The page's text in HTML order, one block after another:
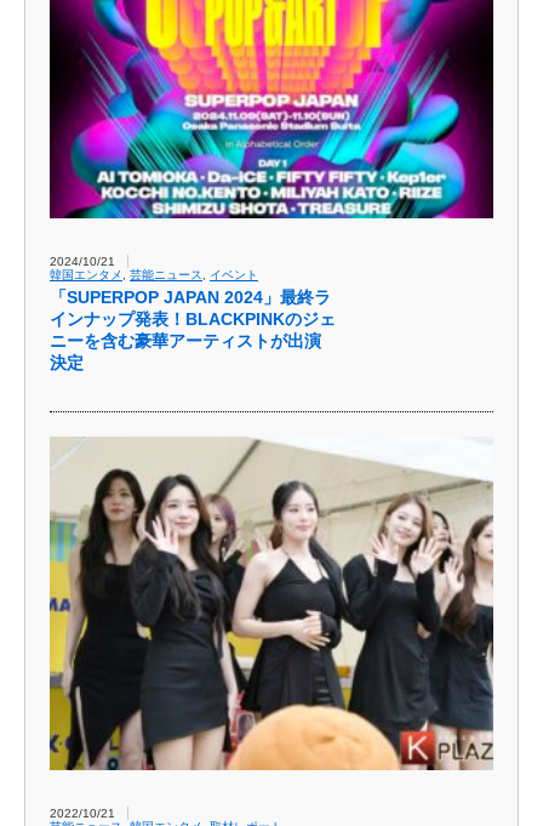
2024/10/21
韓国エンタメ
芸能ニュース イベント
「SUPERPOP JAPAN 2024」最終ラ
インナップ発表！BLACKPINKのジェ
ニーを含む豪華アーティストが出演
決定
2022/10/21